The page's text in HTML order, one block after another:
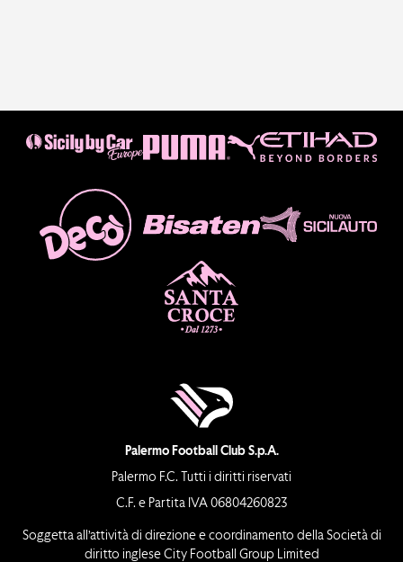
Palermo Football Club S.p.A.
Palermo F.C. Tutti i diritti riservati
C.F. e Partita IVA 06804260823
Soggetta all’attività di direzione e coordinamento della Società di
diritto inglese City Football Group Limited